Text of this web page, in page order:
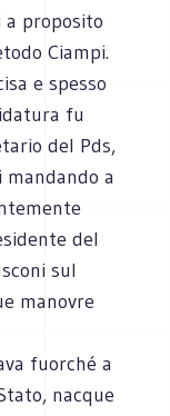
proposito
Ciampi.
e spesso
fu
del Pds,
a
del
sul
manovre
fuorché a
nacque